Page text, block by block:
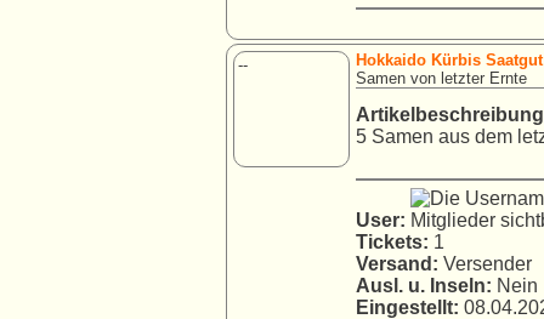
--
Hokkaido Kürbis
Samen von letzter Ernte
5 Samen aus dem
User:
Tickets: 1
Versand: Versender
Ausl. u. Inseln: Nein
Eingestellt: